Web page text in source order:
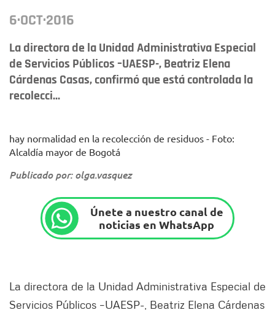
6·OCT·2016
La directora de la Unidad Administrativa Especial
de Servicios Públicos –UAESP-, Beatriz Elena
Cárdenas Casas, confirmó que está controlada la
recolecci...
hay normalidad en la recolección de residuos - Foto:
Alcaldía mayor de Bogotá
Publicado por: olga.vasquez
Únete a nuestro canal de
noticias en WhatsApp
La directora de la Unidad Administrativa Especial de
Servicios Públicos –UAESP-, Beatriz Elena Cárdenas